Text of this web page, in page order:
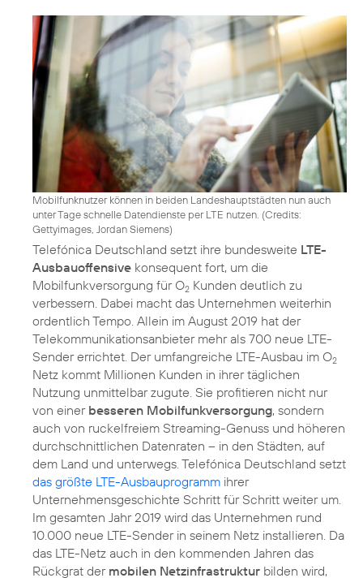
Mobilfunknutzer können in beiden Landeshauptstädten nun auch
unter Tage schnelle Datendienste per LTE nutzen. (Credits:
Gettyimages, Jordan Siemens)
Telefónica Deutschland setzt ihre bundesweite LTE-
Ausbauoffensive konsequent fort, um die
Mobilfunkversorgung für O2 Kunden deutlich zu
verbessern. Dabei macht das Unternehmen weiterhin
ordentlich Tempo. Allein im August 2019 hat der
Telekommunikationsanbieter mehr als 700 neue LTE-
Sender errichtet. Der umfangreiche LTE-Ausbau im O2
Netz kommt Millionen Kunden in ihrer täglichen
Nutzung unmittelbar zugute. Sie profitieren nicht nur
von einer besseren Mobilfunkversorgung, sondern
auch von ruckelfreiem Streaming-Genuss und höheren
durchschnittlichen Datenraten – in den Städten, auf
dem Land und unterwegs. Telefónica Deutschland setzt
das größte LTE-Ausbauprogramm ihrer
Unternehmensgeschichte Schritt für Schritt weiter um.
Im gesamten Jahr 2019 wird das Unternehmen rund
10.000 neue LTE-Sender in seinem Netz installieren. Da
das LTE-Netz auch in den kommenden Jahren das
Rückgrat der mobilen Netzinfrastruktur bilden wird,